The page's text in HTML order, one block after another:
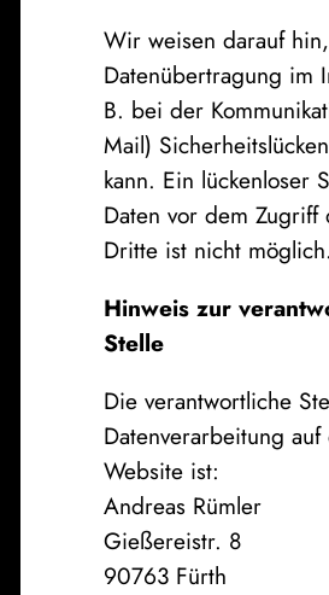
Wir weisen darauf
Datenübertragung im
B. bei der
Mail)
kann. Ein lückenloser
Daten vor dem Zugriff
Dritte ist nicht möglich.
Hinweis zur
Stelle
Die verantwortliche
Datenverarbeitung
Website ist:
Andreas Rümler
Gießereistr. 8
90763 Fürth